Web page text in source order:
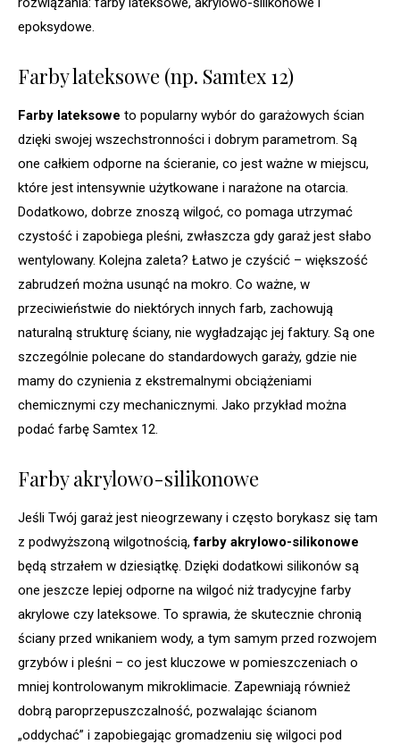
epoksydowe.
Farby lateksowe (np. Samtex 12)
Farby lateksowe to popularny wybór do garażowych ścian
dzięki swojej wszechstronności i dobrym parametrom. Są
one całkiem odporne na ścieranie, co jest ważne w miejscu,
które jest intensywnie użytkowane i narażone na otarcia.
Dodatkowo, dobrze znoszą wilgoć, co pomaga utrzymać
czystość i zapobiega pleśni, zwłaszcza gdy garaż jest słabo
wentylowany. Kolejna zaleta? Łatwo je czyścić – większość
zabrudzeń można usunąć na mokro. Co ważne, w
przeciwieństwie do niektórych innych farb, zachowują
naturalną strukturę ściany, nie wygładzając jej faktury. Są one
szczególnie polecane do standardowych garaży, gdzie nie
mamy do czynienia z ekstremalnymi obciążeniami
chemicznymi czy mechanicznymi. Jako przykład można
podać farbę Samtex 12.
Farby akrylowo-silikonowe
Jeśli Twój garaż jest nieogrzewany i często borykasz się tam
z podwyższoną wilgotnością,farby akrylowo-silikonowe
będą strzałem w dziesiątkę. Dzięki dodatkowi silikonów są
one jeszcze lepiej odporne na wilgoć niż tradycyjne farby
akrylowe czy lateksowe. To sprawia, że skutecznie chronią
ściany przed wnikaniem wody, a tym samym przed rozwojem
grzybów i pleśni – co jest kluczowe w pomieszczeniach o
mniej kontrolowanym mikroklimacie. Zapewniają również
dobrą paroprzepuszczalność, pozwalając ścianom
„oddychać” i zapobiegając gromadzeniu się wilgoci pod